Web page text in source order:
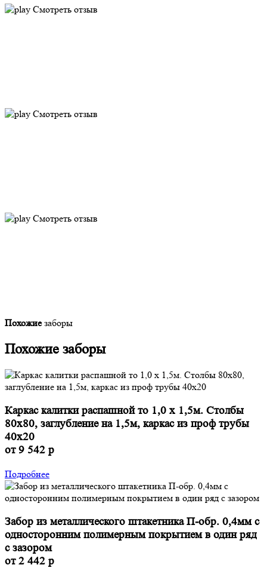
Смотреть отзыв
Смотреть отзыв
Смотреть отзыв
Похожиезаборы
Похожие заборы
Каркас калитки распашной то 1,0 x 1,5м. Столбы
80х80, заглубление на 1,5м, каркас из проф трубы
40х20
от 9 542 р
Подробнее
Забор из металлического штакетника П-обр. 0,4мм с
односторонним полимерным покрытием в один ряд
с зазором
от 2 442 р